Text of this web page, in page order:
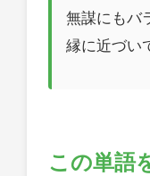
無謀にもバ
縁に近づい
この単語